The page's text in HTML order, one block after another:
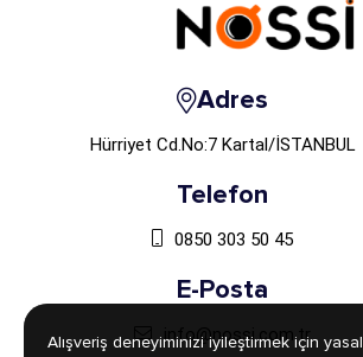
Alışveriş deneyiminizi iyileştirmek için yasal
Adres
Hürriyet Cd.No:7 Kartal/İSTANBUL
Telefon
0850 303 50 45
E-Posta
info@nossi.com.tr
Alışveriş deneyiminizi iyileştirmek için yasal